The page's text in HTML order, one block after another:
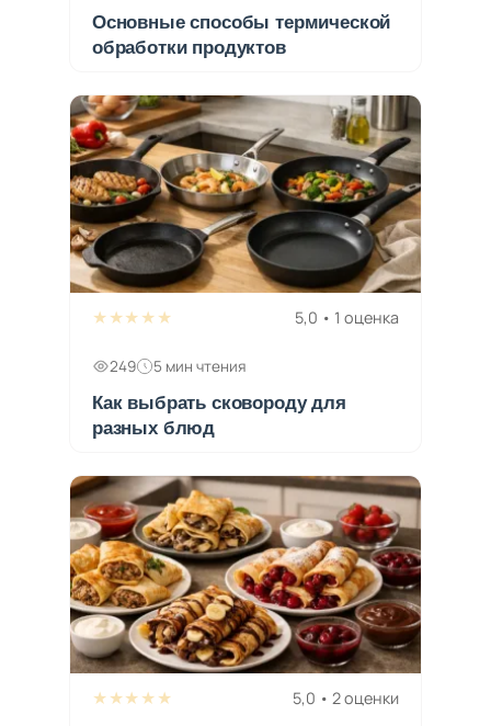
Основные способы термической
обработки продуктов
★★★★★ 5,0 • 1 оценка
249 5 мин чтения
Как выбрать сковороду для
разных блюд
★★★★★ 5,0 • 2 оценки